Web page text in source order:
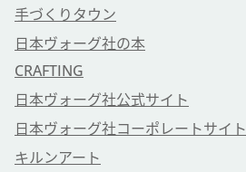
手づくりタウン
日本ヴォーグ社の本
CRAFTING
日本ヴォーグ社公式サイト
日本ヴォーグ社コーポレートサイト
キルンアート